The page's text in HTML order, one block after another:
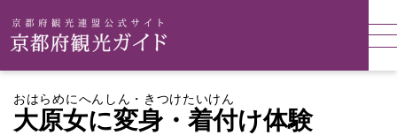
大原女に変身・着付け体験
おはらめにへんしん・きつけたいけん